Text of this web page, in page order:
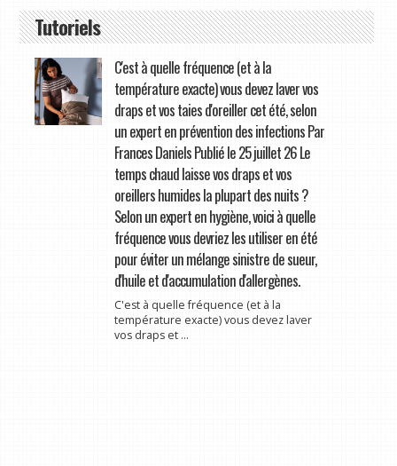
Tutoriels
C'est à quelle fréquence (et à la
température exacte) vous devez laver vos
draps et vos taies d'oreiller cet été, selon
un expert en prévention des infections Par
Frances Daniels Publié le 25 juillet 26 Le
temps chaud laisse vos draps et vos
oreillers humides la plupart des nuits ?
Selon un expert en hygiène, voici à quelle
fréquence vous devriez les utiliser en été
pour éviter un mélange sinistre de sueur,
d'huile et d'accumulation d'allergènes.
C'est à quelle fréquence (et à la
température exacte) vous devez laver
vos draps et ...